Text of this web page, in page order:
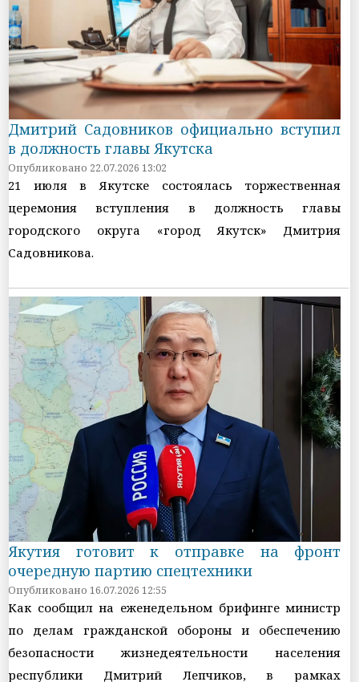
Дмитрий Садовников официально вступил
в должность главы Якутска
Опубликовано 22.07.2026 13:02
21 июля в Якутске состоялась торжественная
церемония вступления в должность главы
городского округа «город Якутск» Дмитрия
Садовникова.
Якутия готовит к отправке на фронт
очередную партию спецтехники
Опубликовано 16.07.2026 12:55
Как сообщил на еженедельном брифинге министр
по делам гражданской обороны и обеспечению
безопасности жизнедеятельности населения
республики Дмитрий Лепчиков, в рамках